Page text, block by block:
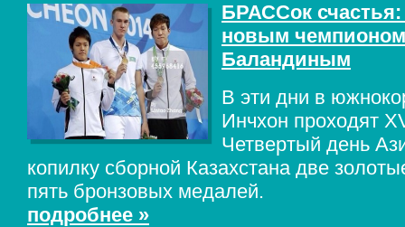
БРАССок
новым
Баландиным
В эти дни в
Инчхон проходят
Четвертый день
копилку сборной Казахстана две
пять бронзовых медалей.
подробнее »